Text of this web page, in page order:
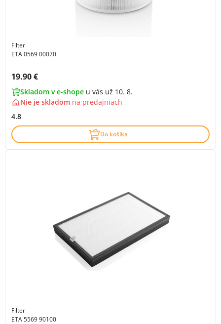
Filter
ETA 0569 00070
Cena s DPH:
19.90 €
Skladom v e-shope u vás už 10. 8.
Nie je skladom na predajniach
4.8
Do košíka
Filter
ETA 5569 90100